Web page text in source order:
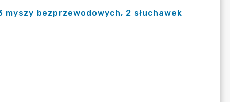
bezprzewodowych, 2 słuchawek